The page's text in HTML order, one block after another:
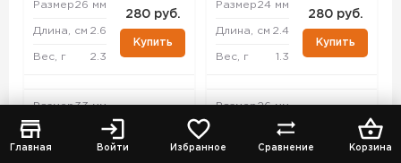
Главная Войти Избранное Сравнение Корзина
Размер26 мм
Длина, см 2.6
Вес, г 2.3
280 руб.
Купить
Размер33 мм
Длина, см 3.3
Купить
Размер24 мм
Длина, см 2.4
Вес, г 1.3
280 руб.
Купить
Размер26 мм
2.6
Купить